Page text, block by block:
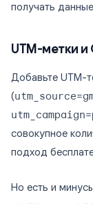
получать
UTM-метки
Добавьте UTM-
(
совокупное
подход
Но есть и